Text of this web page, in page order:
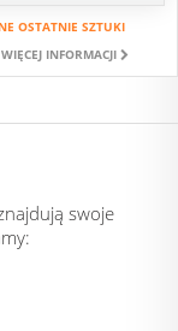
OSTATNIE SZTUKI
WIĘCEJ INFORMACJI
swoje